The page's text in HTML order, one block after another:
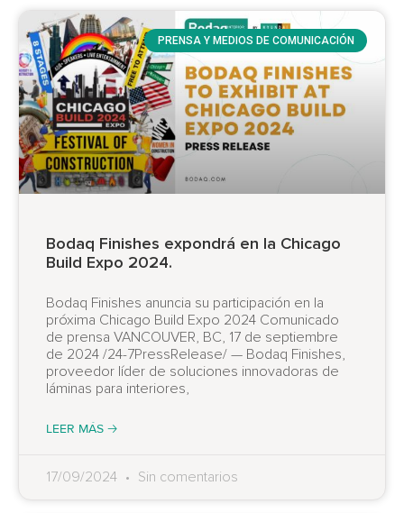
PRENSA Y MEDIOS DE COMUNICACIÓN
Bodaq Finishes expondrá en la Chicago
Build Expo 2024.
Bodaq Finishes anuncia su participación en la
próxima Chicago Build Expo 2024 Comunicado
de prensa VANCOUVER, BC, 17 de septiembre
de 2024 /24-7PressRelease/ — Bodaq Finishes,
proveedor líder de soluciones innovadoras de
láminas para interiores,
LEER MÁS 🡢
17/09/2024 Sin comentarios